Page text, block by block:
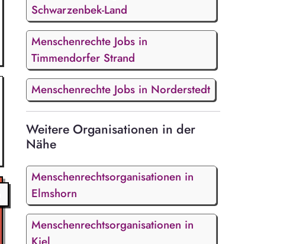
Schwarzenbek-Land
Menschenrechte Jobs in
Timmendorfer Strand
Menschenrechte Jobs in Norderstedt
Weitere Organisationen in der
Nähe
Menschenrechtsorganisationen in
Elmshorn
Menschenrechtsorganisationen in